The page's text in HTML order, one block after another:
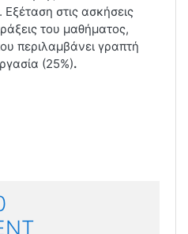
Εξέταση στις ασκήσεις
του μαθήματος,
περιλαμβάνει γραπτή
(25%).